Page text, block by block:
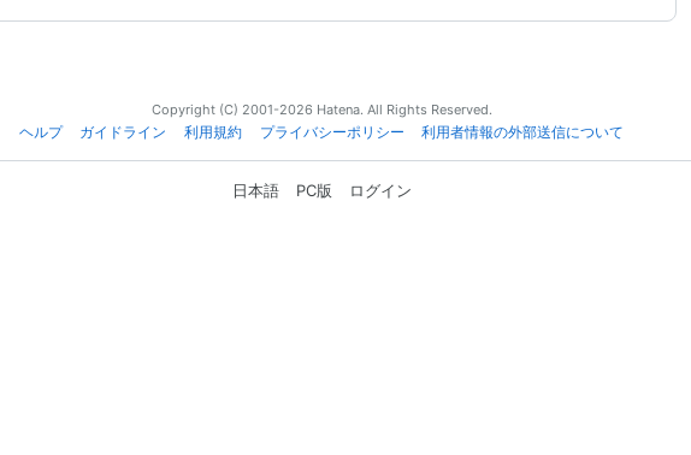
Copyright (C) 2001-2026 Hatena. All Rights Reserved.
ヘルプ
ガイドライン 利用規約 プライバシーポリシー 利用者情報の外部送信について
日本語 PC版 ログイン